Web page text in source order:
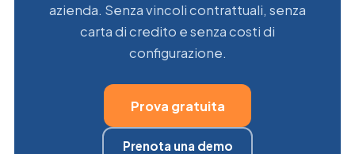
azienda. Senza vincoli contrattuali, senza
carta di credito e senza costi di
configurazione.
Prova gratuita
Prenota una demo